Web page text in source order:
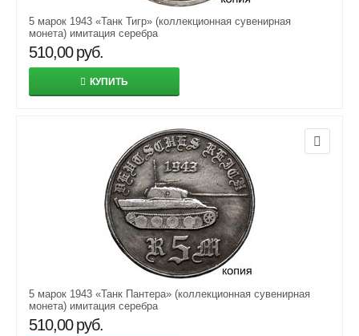
5 марок 1943 «Танк Тигр» (коллекционная сувенирная
монета) имитация серебра
510,00 руб.
КУПИТЬ
5 марок 1943 «Танк Пантера» (коллекционная сувенирная
монета) имитация серебра
510,00 руб.